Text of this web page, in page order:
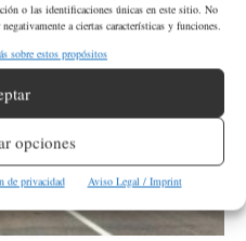
o las identificaciones únicas en este sitio. No
a ciertas características y funciones.
sobre estos propósitos
opciones
de privacidad Aviso Legal / Imprint